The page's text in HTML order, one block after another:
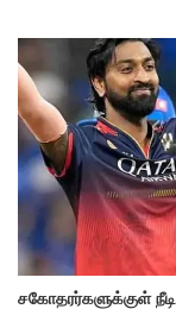
சகோதரர்களுக்குள்